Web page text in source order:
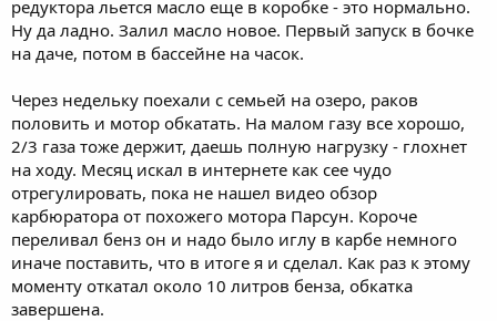
редуктора льется масло еще в коробке - это нормально.
Ну да ладно. Залил масло новое. Первый запуск в бочке
на даче, потом в бассейне на часок.
Через недельку поехали с семьей на озеро, раков
половить и мотор обкатать. На малом газу все хорошо,
2/3 газа тоже держит, даешь полную нагрузку - глохнет
на ходу. Месяц искал в интернете как сее чудо
отрегулировать, пока не нашел видео обзор
карбюратора от похожего мотора Парсун. Короче
переливал бенз он и надо было иглу в карбе немного
иначе поставить, что в итоге я и сделал. Как раз к этому
моменту откатал около 10 литров бенза, обкатка
завершена.